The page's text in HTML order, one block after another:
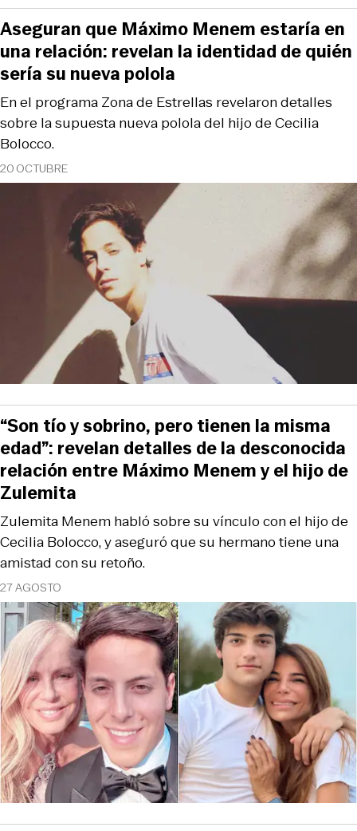
20 OCTUBRE
En el programa Zona de Estrellas revelaron detalles
sobre la supuesta nueva polola del hijo de Cecilia
Bolocco.
Aseguran que Máximo Menem estaría en
una relación: revelan la identidad de quién
sería su nueva polola
27 AGOSTO
Zulemita Menem habló sobre su vínculo con el hijo de
Cecilia Bolocco, y aseguró que su hermano tiene una
amistad con su retoño.
“Son tío y sobrino, pero tienen la misma
edad”: revelan detalles de la desconocida
relación entre Máximo Menem y el hijo de
Zulemita